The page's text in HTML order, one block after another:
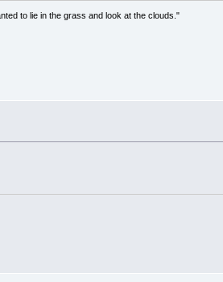
to lie in the grass and look at the clouds."